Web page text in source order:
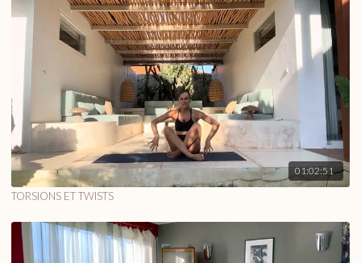
01:02:51
TORSIONS ET TWISTS